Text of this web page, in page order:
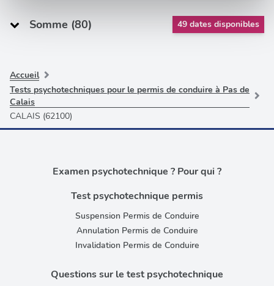
médias sociaux et d'analyser notre trafic. Nous
avec d'autres informations que vous leur avez fournies
ou qu'ils ont collectées lors de votre utilisation de leurs
services.
Somme (80) 49 dates disponibles
Accueil
Tests psychotechniques pour le permis de conduire à Pas de
Calais
CALAIS (62100)
Examen psychotechnique ? Pour qui ?
Test psychotechnique permis
Suspension Permis de Conduire
Annulation Permis de Conduire
Invalidation Permis de Conduire
Questions sur le test psychotechnique